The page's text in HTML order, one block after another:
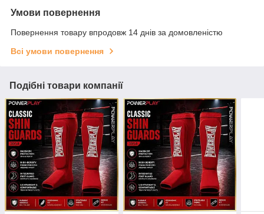
Умови повернення
Повернення товару впродовж 14 днів за домовленістю
Всі умови повернення
Подібні товари компанії